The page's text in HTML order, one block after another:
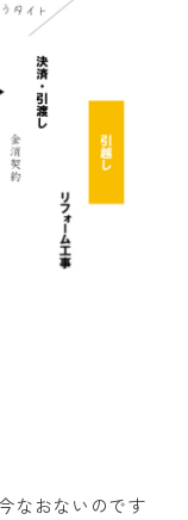
なおないのです